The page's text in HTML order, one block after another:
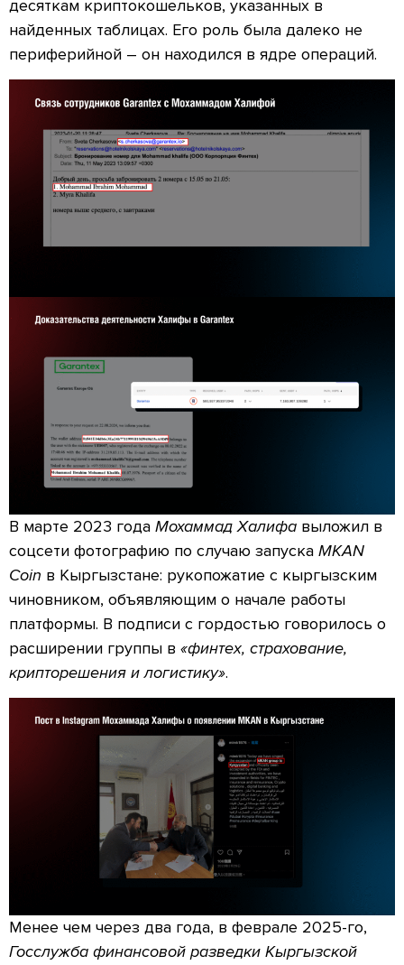
десяткам криптокошельков, указанных в
найденных таблицах. Его роль была далеко не
периферийной – он находился в ядре операций.
В марте 2023 года Мохаммад Халифа выложил в
соцсети фотографию по случаю запуска MKAN
Coin в Кыргызстане: рукопожатие с кыргызским
чиновником, объявляющим о начале работы
платформы. В подписи с гордостью говорилось о
расширении группы в «финтех, страхование,
крипторешения и логистику».
Менее чем через два года, в феврале 2025-го,
Госслужба финансовой разведки Кыргызской